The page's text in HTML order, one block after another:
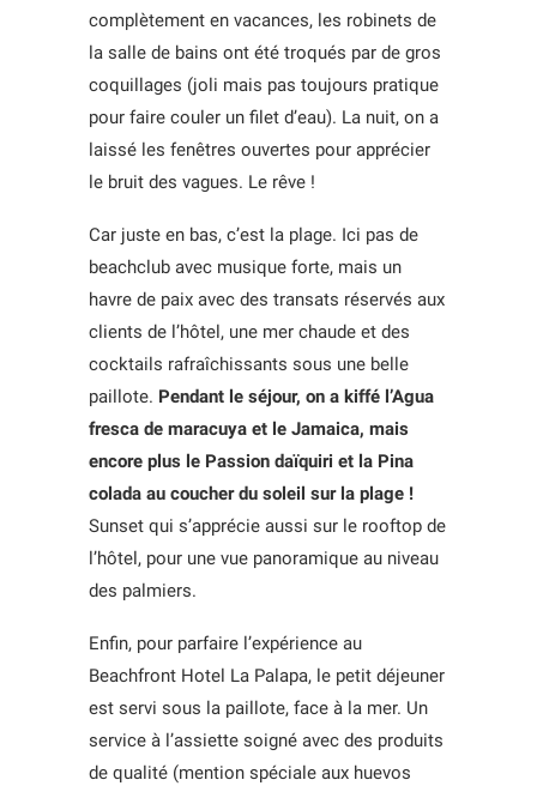
complètement en vacances, les robinets de
la salle de bains ont été troqués par de gros
coquillages (joli mais pas toujours pratique
pour faire couler un filet d’eau). La nuit, on a
laissé les fenêtres ouvertes pour apprécier
le bruit des vagues. Le rêve !
Car juste en bas, c’est la plage. Ici pas de
beachclub avec musique forte, mais un
havre de paix avec des transats réservés aux
clients de l’hôtel, une mer chaude et des
cocktails rafraîchissants sous une belle
paillote. Pendant le séjour, on a kiffé l’Agua
fresca de maracuya et le Jamaica, mais
encore plus le Passion daïquiri et la Pina
colada au coucher du soleil sur la plage !
Sunset qui s’apprécie aussi sur le rooftop de
l’hôtel, pour une vue panoramique au niveau
des palmiers.
Enfin, pour parfaire l’expérience au
Beachfront Hotel La Palapa, le petit déjeuner
est servi sous la paillote, face à la mer. Un
service à l’assiette soigné avec des produits
de qualité (mention spéciale aux huevos